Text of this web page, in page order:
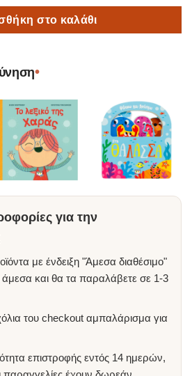
στο καλάθι
•
για την
με ένδειξη "Άμεσα διαθέσιμο"
άμεσα και θα τα παραλάβετε σε 1-3
του checkout αμπαλάρισμα για
επιστροφής εντός 14 ημερών,